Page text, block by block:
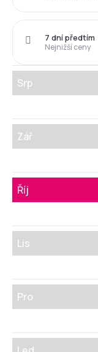
Nejnižší ceny
7 dní předtím
Srp
Zář
Říj
Lis
Pro